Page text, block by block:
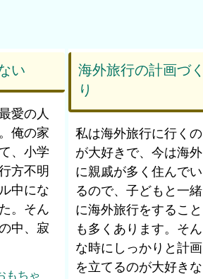
い
愛の人
俺の家
、小学
方不明
中にな
。そん
中、寂
もちゃ
海外旅行の計画づく
り
私は海外旅行に行くの
が大好きで、今は海外
に親戚が多く住んでい
るので、子どもと一緒
に海外旅行をすること
も多くあります。そん
な時にしっかりと計画
を立てるのが大好きな